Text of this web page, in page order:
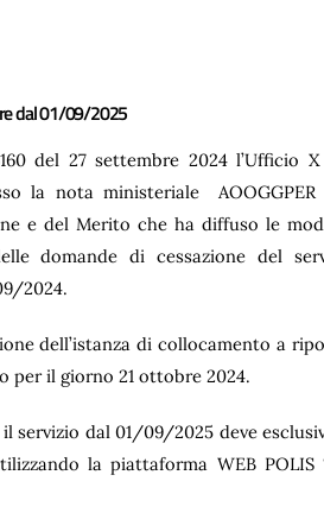
dal 01/09/2025
del 27 settembre 2024 l’Ufficio
la nota ministeriale AOOGGPER
e del Merito che ha diffuso le
domande di cessazione del
2024.
dell’istanza di collocamento a
per il giorno 21 ottobre 2024.
servizio dal 01/09/2025 deve
la piattaforma WEB POLIS